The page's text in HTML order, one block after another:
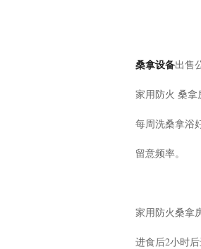
桑拿设备出售
家用防火 桑
每周洗桑拿浴
留意频率。
家用防火桑拿
进食后2小时